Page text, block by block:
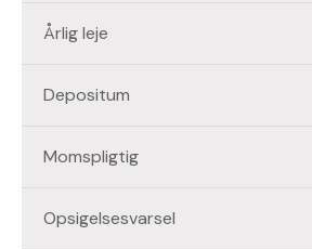
Årlig leje
Depositum
Momspligtig
Opsigelsesvarsel